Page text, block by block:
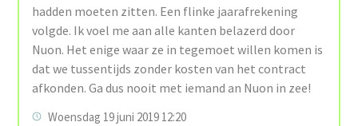
hadden moeten zitten. Een flinke jaarafrekening
volgde. Ik voel me aan alle kanten belazerd door
Nuon. Het enige waar ze in tegemoet willen komen is
dat we tussentijds zonder kosten van het contract
afkonden. Ga dus nooit met iemand an Nuon in zee!
Woensdag 19 juni 2019 12:20